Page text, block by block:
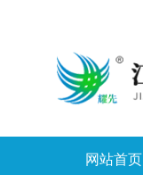
网站首页